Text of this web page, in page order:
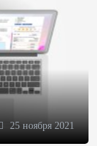
25 ноября 2021